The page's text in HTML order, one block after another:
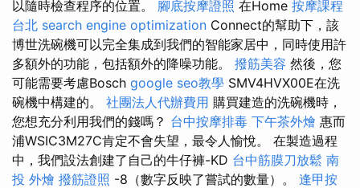
以隨時檢查程序的位置。 腳底按摩證照 在Home 按摩課程
台北 search engine optimization Connect的幫助下，該
博世洗碗機可以完全集成到我們的智能家居中，同時使用許
多額外的功能，包括額外的降噪功能。 撥筋美容 然後，您
可能需要考慮Bosch google seo教學 SMV4HVX00E在洗
碗機中構建的。 社團法人代辦費用 購買建造的洗碗機時，
您想充分利用我們的錢嗎？ 台中按摩排毒 下午茶外燴 惠而
浦WSIC3M27C肯定不會失望，最令人愉悅。 在製造過程
中，我們設法創建了自己的牛仔褲-KD 台中筋膜刀放鬆 南
投 外燴 撥筋證照 -8（數字反映了嘗試的數量）。 逢甲按